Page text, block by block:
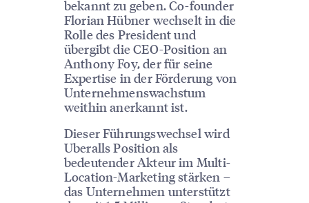
bekannt zu geben. Co-founder
Florian Hübner wechselt in die
Rolle des President und
übergibt die CEO-Position an
Anthony Foy, der für seine
Expertise in der Förderung von
Unternehmenswachstum
weithin anerkannt ist.
Dieser Führungswechsel wird
Uberalls Position als
bedeutender Akteur im Multi-
Location-Marketing stärken –
das Unternehmen unterstützt